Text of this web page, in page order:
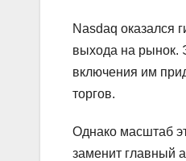
Nasdaq оказался
выхода на рынок.
включения им
торгов.
Однако масштаб
заменит главный